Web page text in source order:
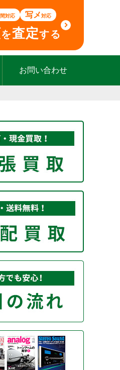
対応 写メ対応
を査定する
お問い合わせ